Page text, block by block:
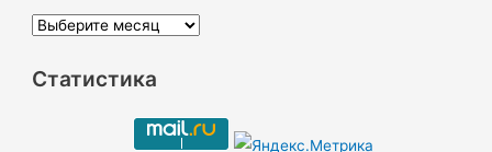
А
х
Статистика